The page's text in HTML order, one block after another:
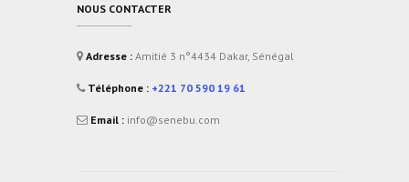
NOUS CONTACTER
Adresse : Amitié 3 n°4434 Dakar, Sénégal
Téléphone : +221 70 590 19 61
Email : info@senebu.com